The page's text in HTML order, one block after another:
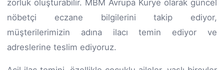
zorluk oluşturabilir. MBM Avrupa Kurye olarak güncel
nöbetçi eczane bilgilerini takip ediyor,
müşterilerimizin adına ilacı temin ediyor ve
adreslerine teslim ediyoruz.